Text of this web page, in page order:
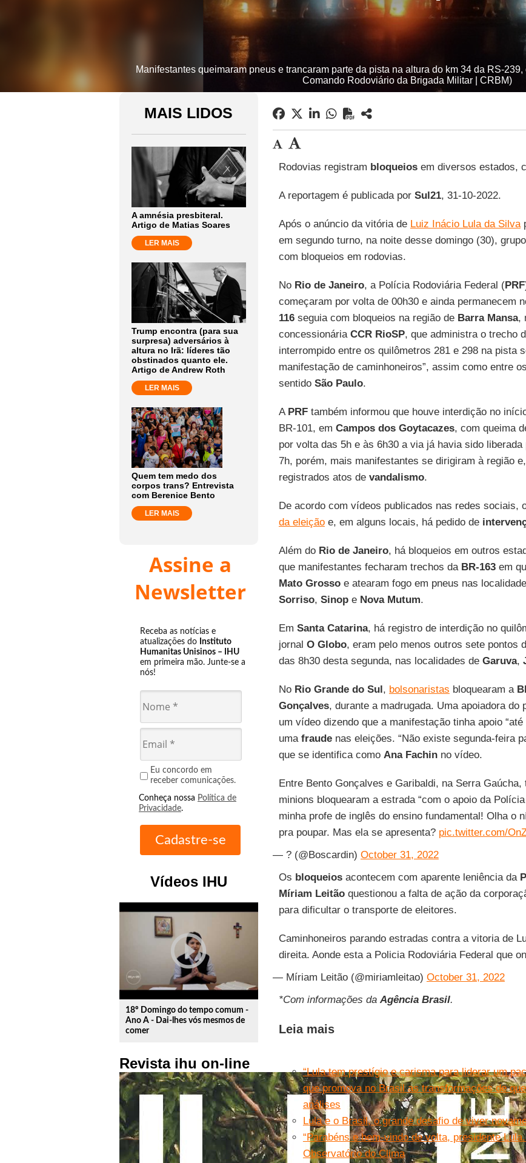
Manifestantes queimaram pneus e trancaram parte da pista na altura do km 34 da RS-
Comando Rodoviário da Brigada Militar | CRBM)
MAIS LIDOS
A amnésia presbiteral.
Artigo de Matias Soares
LER MAIS
Trump encontra (para sua
surpresa) adversários à
altura no Irã: líderes tão
obstinados quanto ele.
Artigo de Andrew Roth
LER MAIS
Quem tem medo dos
corpos trans? Entrevista
com Berenice Bento
LER MAIS
Assine a
Newsletter
Receba as notícias e
atualizações do Instituto
Humanitas Unisinos – IHU
em primeira mão. Junte-se a
nós!
Eu concordo em
receber comunicações.
Conheça nossa Política de
Privacidade.
Vídeos IHU
play_circle_outline
18º Domingo do tempo comum -
Ano A - Dai-lhes vós mesmos de
comer
Revista ihu on-line
Rodovias registram bloqueiosem diversos estados,
A reportagem é publicada por Sul21, 31-10-2022.
Após o anúncio da vitória de Luiz Inácio Lula da Silva
em segundo turno, na noite desse domingo (30),
com bloqueios em rodovias.
No Rio de Janeiro, a Polícia Rodoviária Federal (PRF
começaram por volta de 00h30 e ainda permanecem
116seguia com bloqueios na região de Barra Mansa,
concessionária CCR RioSP, que administra o trecho
interrompido entre os quilômetros 281 e 298 na pista
manifestação de caminhoneiros”, assim como entre
sentido São Paulo.
A PRFtambém informou que houve interdição no
BR-101, em Campos dos Goytacazes, com queima
por volta das 5h e às 6h30 a via já havia sido
7h, porém, mais manifestantes se dirigiram à região
registrados atos de vandalismo.
De acordo com vídeos publicados nas redes sociais,
da eleiçãoe, em alguns locais, há pedido de
Além do Rio de Janeiro, há bloqueios em outros
que manifestantes fecharam trechos da BR-163em
Mato Grossoe atearam fogo em pneus nas
Sorriso, Sinope Nova Mutum.
Em Santa Catarina, há registro de interdição no
jornal O Globo, eram pelo menos outros sete pontos
das 8h30 desta segunda, nas localidades de Garuva,
No Rio Grande do Sul, bolsonaristas bloquearam a
Gonçalves, durante a madrugada. Uma apoiadora do
um vídeo dizendo que a manifestação tinha apoio
uma fraudenas eleições. “Não existe segunda-feira
que se identifica como Ana Fachinno vídeo.
Entre Bento Gonçalves e Garibaldi, na Serra
minions bloquearam a estrada “com o apoio da
minha profe de inglês do ensino fundamental! Olha o
pra poupar. Mas ela se apresenta? pic.twitter.com/
— ? (@Boscardin) October 31, 2022
Os bloqueiosacontecem com aparente leniência da
Míriam Leitãoquestionou a falta de ação da
para dificultar o transporte de eleitores.
Caminhoneiros parando estradas contra a vitoria de
direita. Aonde esta a Policia Rodoviária Federal que
— Míriam Leitão (@miriamleitao) October 31, 2022
*Com informações da Agência Brasil.
Leia mais
“Lula tem prestígio e carisma para liderar um
que promova no Brasil as transformações de
análises
Lula e o Brasil, o grande desafio de viver
“Parabéns e bem-vindo de volta, presidente
Observatório do Clima